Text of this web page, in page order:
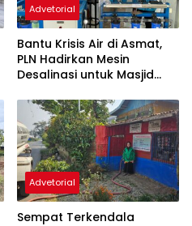
Advetorial
Bantu Krisis Air di Asmat,
PLN Hadirkan Mesin
Desalinasi untuk Masjid
Advetorial
Sempat Terkendala